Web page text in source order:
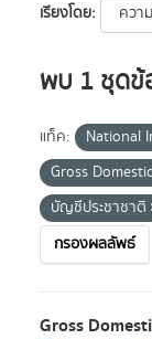
เรียงโดย
พบ 1 ชุดข้
แท็ค:
National
Gross
บัญชีประชาชาติ
กรองผลลัพธ์
Gross